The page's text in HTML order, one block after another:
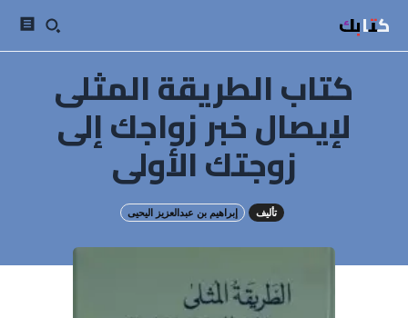
كتابك
كتاب الطريقة المثلى
لإيصال خبر زواجك إلى
زوجتك الأولى
تأليف إبراهيم بن عبدالعزيز اليحيى